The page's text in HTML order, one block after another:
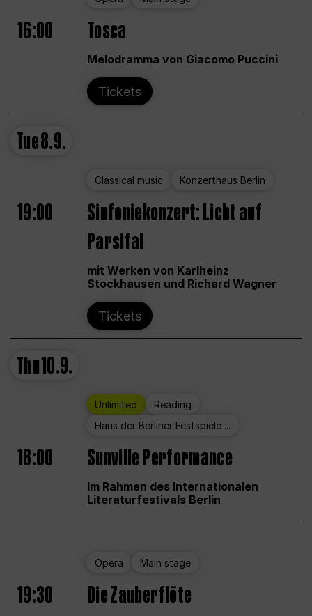
16:00 Tosca
Melodramma von Giacomo Puccini
Tickets
Tue8.9.
Classical music Konzerthaus Berlin
19:00
Sinfoniekonzert: Licht auf
Parsifal
mit Werken von Karlheinz
Stockhausen und Richard Wagner
Tickets
Thu10.9.
Unlimited
Reading
Haus der Berliner Festspiele ...
18:00 Sunville Performance
Im Rahmen des Internationalen
Literaturfestivals Berlin
Opera Main stage
19:30 Die Zauberflöte